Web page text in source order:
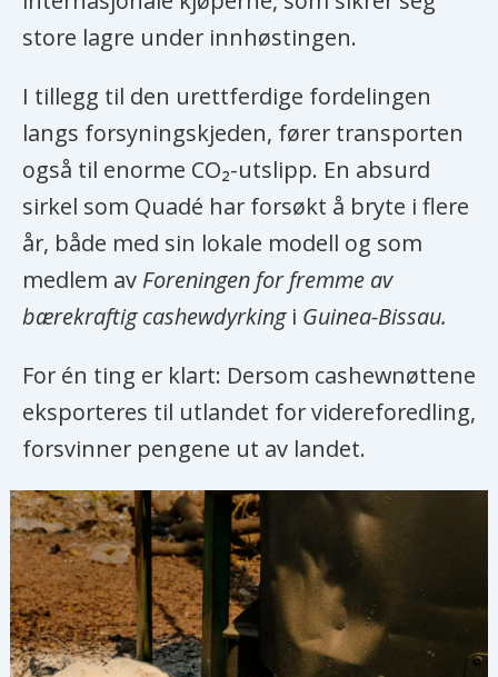
store lagre under innhøstingen.
I tillegg til den urettferdige fordelingen
langs forsyningskjeden, fører transporten
også til enorme CO₂-utslipp. En absurd
sirkel som Quadé har forsøkt å bryte i flere
år, både med sin lokale modell og som
medlem av Foreningen for fremme av
bærekraftig cashewdyrkingi Guinea-Bissau.
For én ting er klart: Dersom cashewnøttene
eksporteres til utlandet for videreforedling,
forsvinner pengene ut av landet.